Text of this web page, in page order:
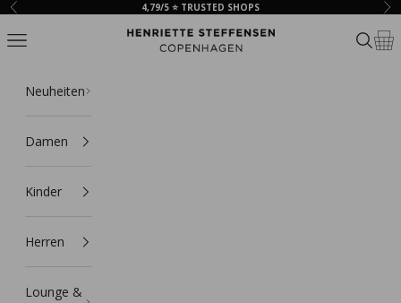
Zum Inhalt springen
Zurück 4,79/5 ⭐ TRUSTED SHOPS Vor
HSCPH
Navigationsmenü öffnen Suche
Neuheiten
Damen
Kinder
Herren
Lounge &